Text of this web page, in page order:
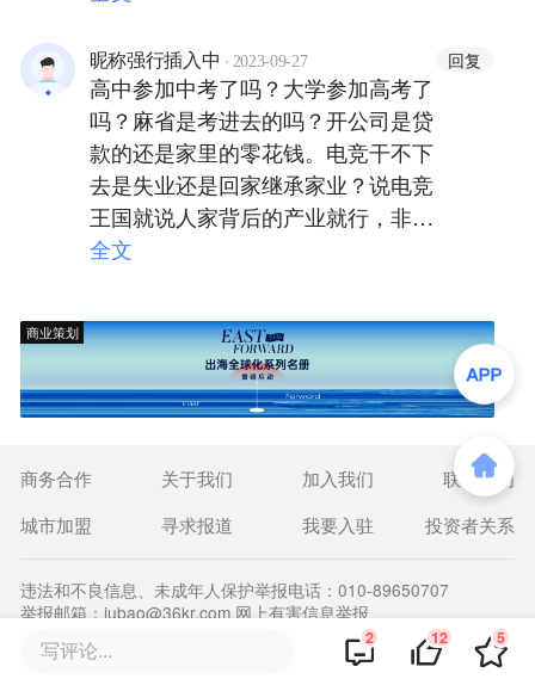
昵称强行插入中 · 2023-09-27 回复
高中参加中考了吗？大学参加高考了
吗？麻省是考进去的吗？开公司是贷
款的还是家里的零花钱。电竞干不下
去是失业还是回家继承家业？说电竞
王国就说人家背后的产业就行，非提
人富二代身份。含着金钥匙的人，普
全文
商业策划
写评论... 2 12 5
商务合作 关于我们 加入我们
联系我们
城市加盟
寻求报道 我要入驻 投资者关系
违法和不良信息、未成年人保护举报电话：010-89650707
举报邮箱：jubao@36kr.com 网上有害信息举报
© 2011~ 2026
京ICP备12031756号-6
京ICP证150143号 | 京公网安备11010502057322号